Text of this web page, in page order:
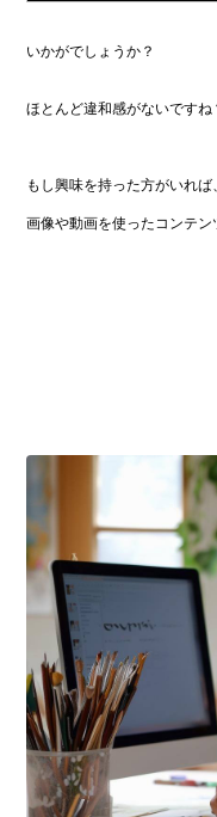
いかがでしょうか？
ほとんど違和感がないですね
もし興味を持った方がいれば、
画像や動画を使ったコンテン